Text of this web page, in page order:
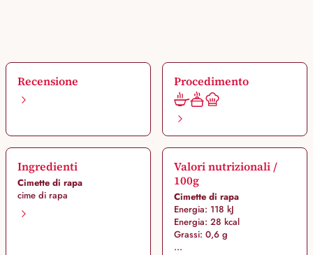
Recensione Procedimento
Ingredienti
Cimette di rapa
cime di rapa
Valori nutrizionali /
100g
Cimette di rapa
Energia: 118 kJ
Energia: 28 kcal
Grassi: 0,6 g
...